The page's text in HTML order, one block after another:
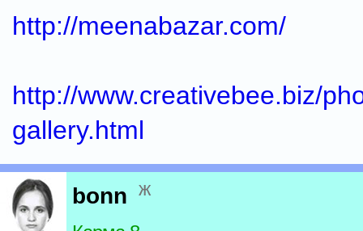
http://meenabazar.com/
http://www.creativebee.biz/
gallery.html
bonn ж